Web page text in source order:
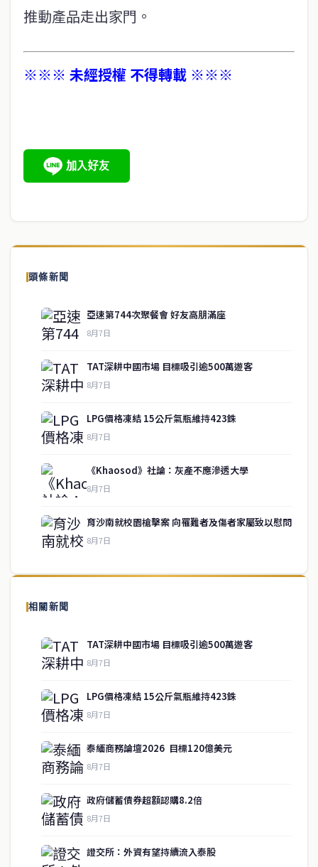
推動產品走出家門。
※※※ 未經授權 不得轉載 ※※※
頭條新聞
亞速第744次聚餐會 好友高朋滿座
8月7日
TAT深耕中國市場 目標吸引逾500萬遊客
8月7日
LPG價格凍結 15公斤氣瓶維持423銖
8月7日
《Khaosod》社論：灰產不應滲透大學
8月7日
育沙南就校園槍擊案 向罹難者及傷者家屬致以慰問
8月7日
相關新聞
TAT深耕中國市場 目標吸引逾500萬遊客
8月7日
LPG價格凍結 15公斤氣瓶維持423銖
8月7日
泰緬商務論壇2026 目標120億美元
8月7日
政府儲蓄債券超額認購8.2倍
8月7日
證交所：外資有望持續流入泰股
關於我們
泰國中文新聞（TCN）是一家總部設於曼谷的中文新聞媒體，致力於
供即時、客觀、多元的中文新聞內容。
房地產
聯絡資訊
歡迎來信洽詢合作事宜
或提供新聞線索
service@thaichinesenews.com